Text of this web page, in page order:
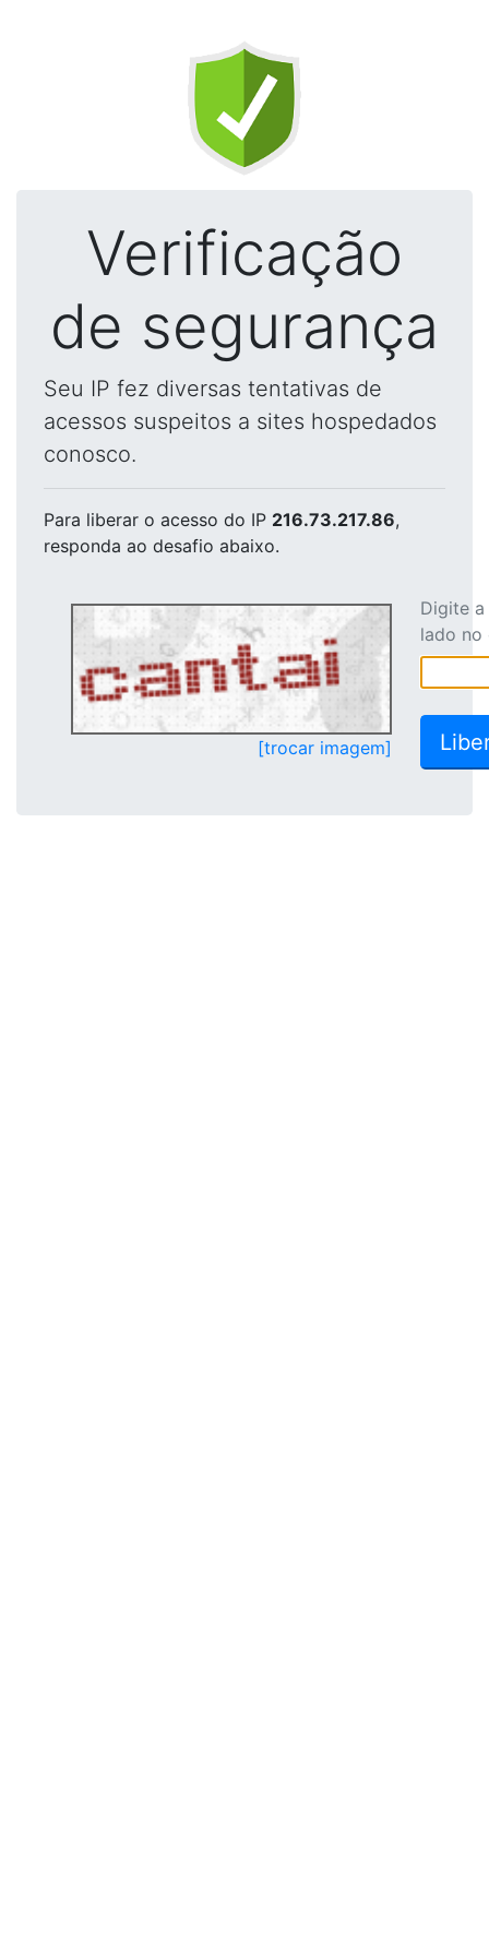
Verificação
de segurança
Seu IP fez diversas tentativas de
acessos suspeitos a sites hospedados
conosco.
Para liberar o acesso do IP 216.73.217.86,
responda ao desafio abaixo.
[trocar imagem]
Digite
lado no